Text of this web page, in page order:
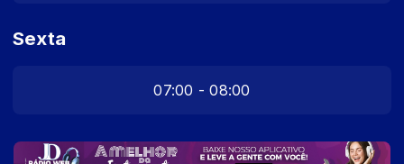
Sexta
07:00 - 08:00